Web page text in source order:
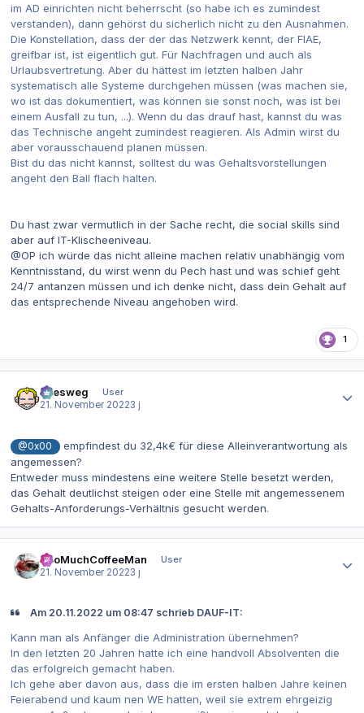
im AD einrichten nicht beherrscht (so habe ich es zumindest
verstanden), dann gehörst du sicherlich nicht zu den Ausnahmen.
Die Konstellation, dass der der das Netzwerk kennt, der FIAE,
greifbar ist, ist eigentlich gut. Für Nachfragen und auch als
Urlaubsvertretung. Aber du hättest im letzten halben Jahr
systematisch alle Systeme durchgehen müssen (was machen sie,
wo ist das dokumentiert, was können sie sonst noch, was ist bei
einem Ausfall zu tun, ...). Wenn du das drauf hast, kannst du was
das Technische angeht zumindest reagieren. Als Admin wirst du
aber vorausschauend planen müssen.
Bist du das nicht kannst, solltest du was Gehaltsvorstellungen
angeht den Ball flach halten.
Du hast zwar vermutlich in der Sache recht, die social skills sind
aber auf IT-Klischeeniveau.
@OP ich würde das nicht alleine machen relativ unabhängig vom
Kenntnisstand, du wirst wenn du Pech hast und was schief geht
24/7 antanzen müssen und ich denke nicht, dass dein Gehalt auf
das entsprechende Niveau angehoben wird.
1
allesweg
User
21. November 20223 j
@0x00
empfindest du 32,4k€ für diese Alleinverantwortung als
angemessen?
Entweder muss mindestens eine weitere Stelle besetzt werden,
das Gehalt deutlichst steigen oder eine Stelle mit angemessenem
Gehalts-Anforderungs-Verhältnis gesucht werden.
TooMuchCoffeeMan
User
21. November 20223 j
Am 20.11.2022 um 08:47 schrieb DAUF-IT:
Kann man als Anfänger die Administration übernehmen?
In den letzten 20 Jahren hatte ich eine handvoll Absolventen die
das erfolgreich gemacht haben.
Ich gehe aber davon aus, dass die im ersten halben Jahre keinen
Feierabend und kaum nen WE hatten, weil sie extrem ehrgeizig